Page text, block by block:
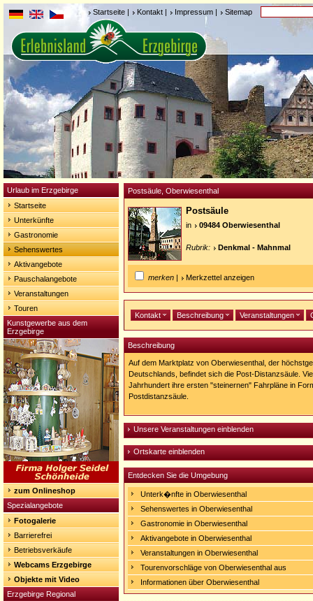
Startseite | Kontakt | Impressum | Sitemap
Urlaub im Erzgebirge
Startseite
Unterkünfte
Gastronomie
Sehenswertes
Aktivangebote
Pauschalangebote
Veranstaltungen
Touren
Kunstgewerbe aus dem
Erzgebirge
zum Onlineshop
Spezialangebote
Fotogalerie
Barrierefrei
Betriebsverkäufe
Webcams Erzgebirge
Objekte mit Video
Erzgebirge Regional
Postsäule, Oberwiesenthal
Postsäule
in 09484 Oberwiesenthal
Rubrik: Denkmal - Mahnmal
merken | Merkzettel anzeigen
Kontakt Beschreibung Veranstaltungen
Beschreibung
Auf dem Marktplatz von Oberwiesenthal, der
Deutschlands, befindet sich die Post-Distanzsäule.
Jahrhundert ihre ersten "steinernen" Fahrpläne in
Postdistanzsäule.
Unsere Veranstaltungen einblenden
Ortskarte einblenden
Entdecken Sie die Umgebung
Unterk�nfte in Oberwiesenthal
Sehenswertes in Oberwiesenthal
Gastronomie in Oberwiesenthal
Aktivangebote in Oberwiesenthal
Veranstaltungen in Oberwiesenthal
Tourenvorschläge von Oberwiesenthal aus
Informationen über Oberwiesenthal